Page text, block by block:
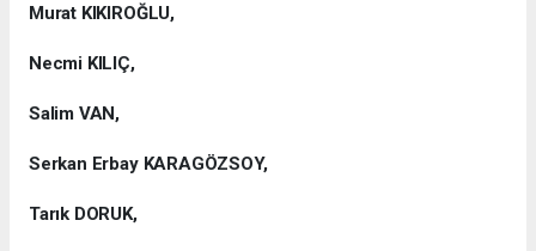
Murat KIKIROĞLU,
Necmi KILIÇ,
Salim VAN,
Serkan Erbay KARAGÖZSOY,
Tarık DORUK,